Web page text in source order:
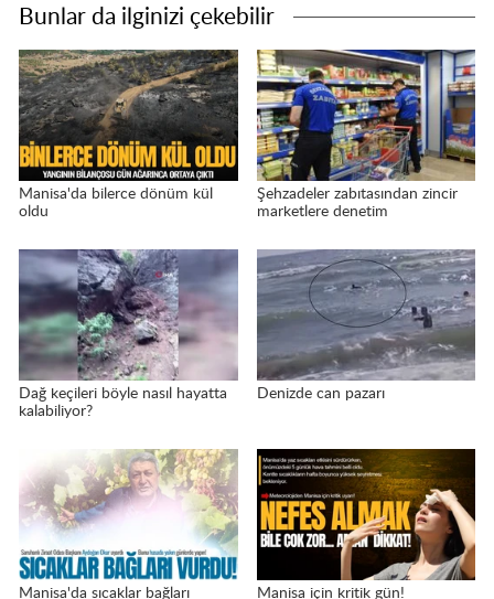
Bunlar da ilginizi çekebilir
Manisa'da bilerce dönüm kül
oldu
Şehzadeler zabıtasından zincir
marketlere denetim
Dağ keçileri böyle nasıl hayatta
kalabiliyor?
Denizde can pazarı
Manisa'da sıcaklar bağları Manisa için kritik gün!